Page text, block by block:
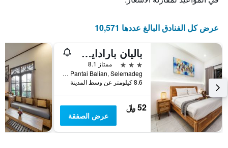
عرض كل الفنادق البالغ عددها 10,571
باليان بارادايس هوتل
3 نجوم
ممتاز 8.1
Jl. Pantai Balian, Selemadeg, إندونيسيا
8.6 كيلومتر عن وسط المدينة
52 ﷼
عرض الصفقة